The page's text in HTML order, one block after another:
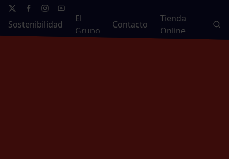
Sostenibilidad
El
Grupo
Contacto
Tienda
Online